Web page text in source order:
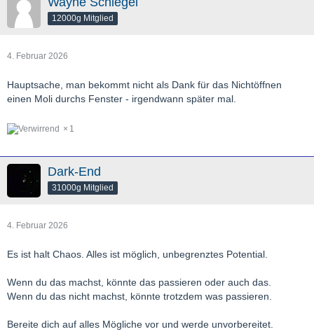
12000g Mitglied
4. Februar 2026
Hauptsache, man bekommt nicht als Dank für das Nichtöffnen
einen Moli durchs Fenster - irgendwann später mal.
1
Dark-End
31000g Mitglied
4. Februar 2026
Es ist halt Chaos. Alles ist möglich, unbegrenztes Potential.
Wenn du das machst, könnte das passieren oder auch das.
Wenn du das nicht machst, könnte trotzdem was passieren.
Bereite dich auf alles Mögliche vor und werde unvorbereitet.